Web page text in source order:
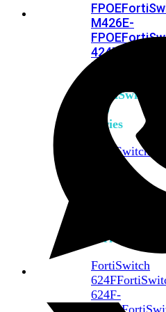
FPOE
M426E-
FPOE
424F-
POE
FortiSwitch
500
Series
FortiSwitch
Series
FortiSwitch
624F
624F-
FPOE